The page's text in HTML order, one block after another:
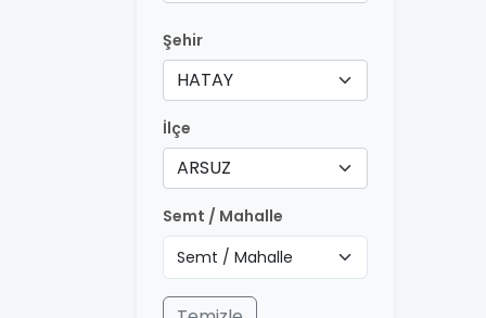
Şehir
HATAY
İlçe
ARSUZ
Semt / Mahalle